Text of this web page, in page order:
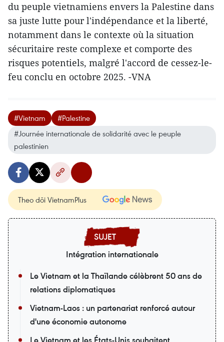
du peuple vietnamiens envers la Palestine dans
sa juste lutte pour l'indépendance et la liberté,
notamment dans le contexte où la situation
sécuritaire reste complexe et comporte des
risques potentiels, malgré l'accord de cessez-le-
feu conclu en octobre 2025. -VNA
#Vietnam
#Palestine
#Journée internationale de solidarité avec le peuple
palestinien
Theo dõi VietnamPlus
Intégration internationale
Le Vietnam et la Thaïlande célèbrent 50 ans de
relations diplomatiques
Vietnam-Laos : un partenariat renforcé autour
d'une économie autonome